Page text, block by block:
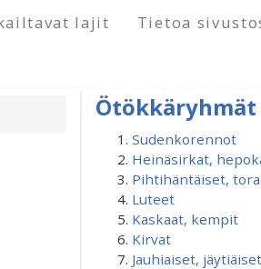
lajit Tietoa
Ötökkäryhmät
Sudenkorennot
Heinäsirkat,
Pihtihäntäiset,
Luteet
Kaskaat, kempit
Kirvat
Jauhiaiset,